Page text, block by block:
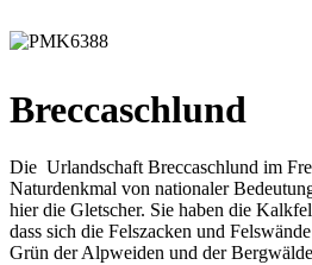
Breccaschlund
Die Urlandschaft Breccaschlund im
Naturdenkmal von nationaler
hier die Gletscher. Sie haben die
dass sich die Felszacken und
Grün der Alpweiden und der